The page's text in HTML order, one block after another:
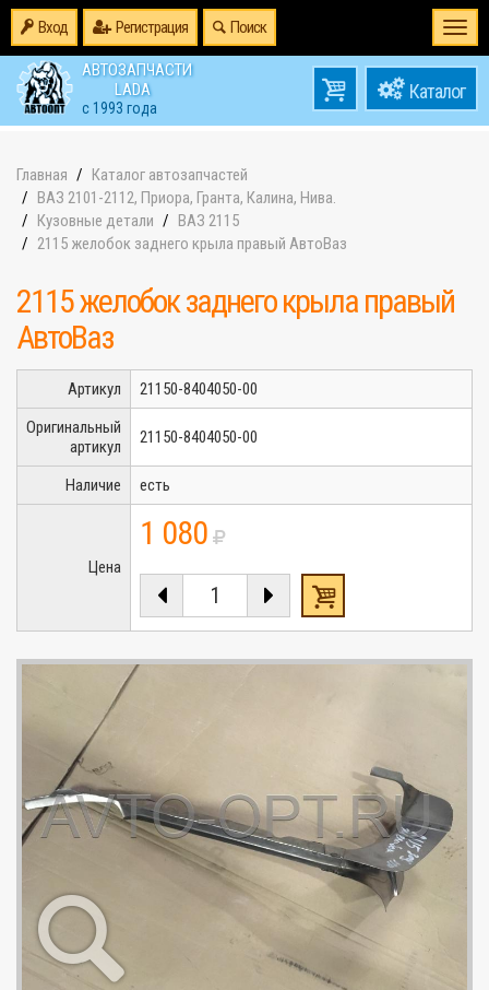
Вход Регистрация Поиск
АВТОЗАПЧАСТИ
LADA
с 1993 года
товаров0
на0
Главная
Каталог автозапчастей
ВАЗ 2101-2112, Приора, Гранта, Калина, Нива.
Кузовные детали
ВАЗ 2115
2115 желобок заднего крыла правый АвтоВаз
2115 желобок заднего крыла правый
АвтоВаз
Артикул
21150-8404050-00
Оригинальный
артикул
21150-8404050-00
Наличие есть
Цена
1 080